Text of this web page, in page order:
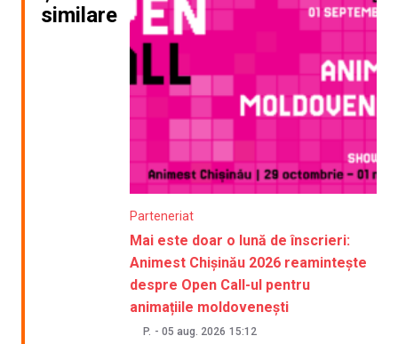
similare
Parteneriat
Mai este doar o lună de înscrieri:
Animest Chișinău 2026 reamintește
despre Open Call-ul pentru
animațiile moldovenești
P. - 05 aug. 2026 15:12